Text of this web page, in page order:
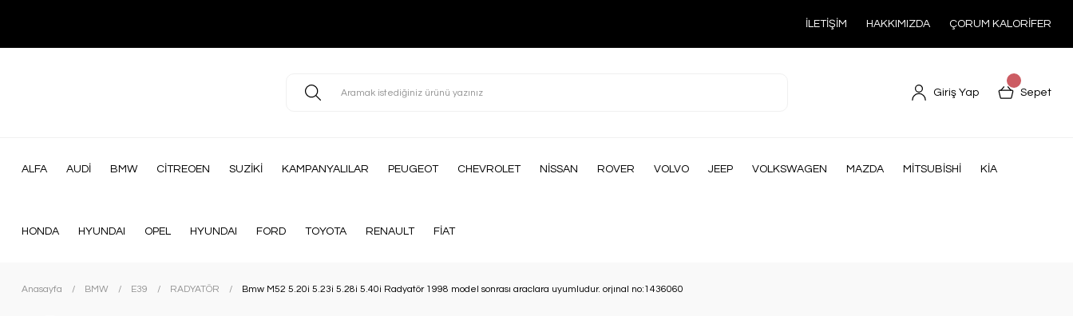
İLETİŞİM HAKKIMIZDA ÇORUM KALORİFER
Giriş Yap Sepet
ALFA AUDİ BMW CİTREOEN SUZİKİ KAMPANYALILAR PEUGEOT CHEVROLET NİSSAN ROVER VOLVO JEEP VOLKSWAGEN MAZDA MİTSUBİSHİ KİA
HONDA HYUNDAI OPEL HYUNDAI FORD TOYOTA RENAULT FİAT
Anasayfa BMW E39 RADYATÖR Bmw M52 5.20i 5.23i 5.28i 5.40i Radyatör 1998 model sonrası araclara uyumludur. orjınal no:1436060